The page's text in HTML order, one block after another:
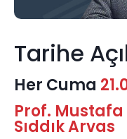
Tarihe
Her Cuma
Prof. Mustafa
Sıddık Arvas